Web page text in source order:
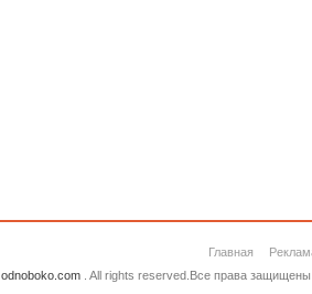
Главная
odnoboko.com. All rights reserved.Все права защищены.